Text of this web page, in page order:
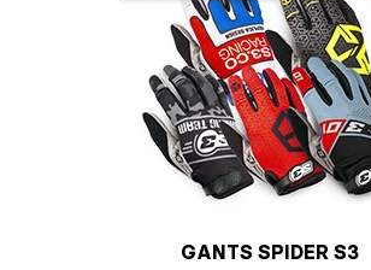
GANTS SPIDER S3